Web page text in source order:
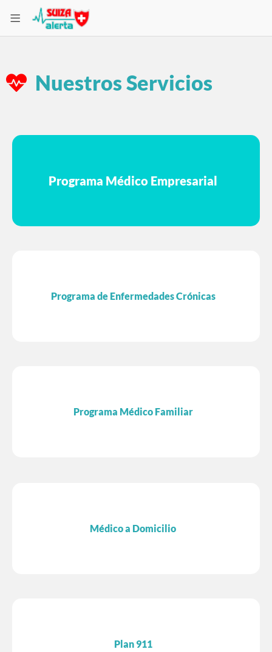
Nuestros Servicios
Programa Médico Empresarial
Programa de Enfermedades Crónicas
Programa Médico Familiar
Médico a Domicilio
Plan 911